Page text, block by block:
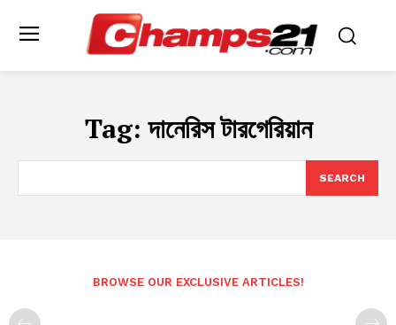
Tag:দানেরিস টারগেরিয়ান
SEARCH
BROWSE OUR EXCLUSIVE ARTICLES!